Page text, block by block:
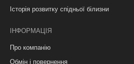
Історія розвитку спідньої білизни
ІНФОРМАЦІЯ
Про компанію
Обмін і повернення